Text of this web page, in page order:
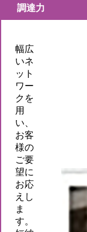
調達力
幅広
いネ
ット
ワー
クを
用
い、
お客
様の
ご要
望に
お応
えし
ま
す。